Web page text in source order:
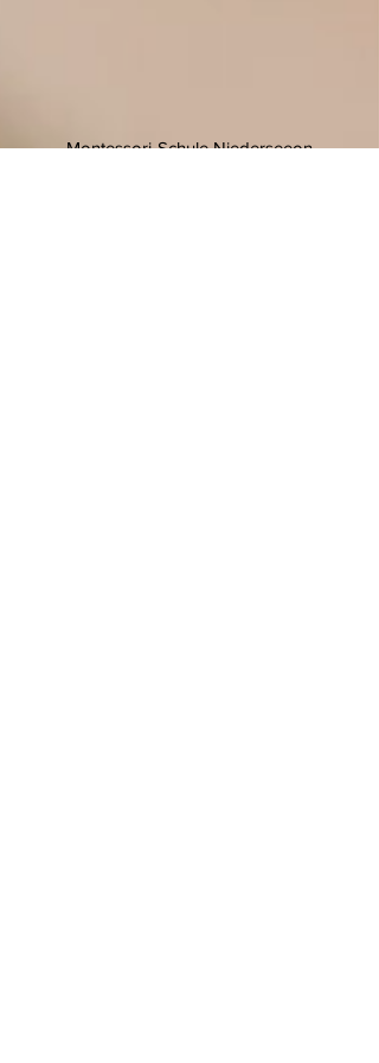
Montessori-Schule Niederseeon